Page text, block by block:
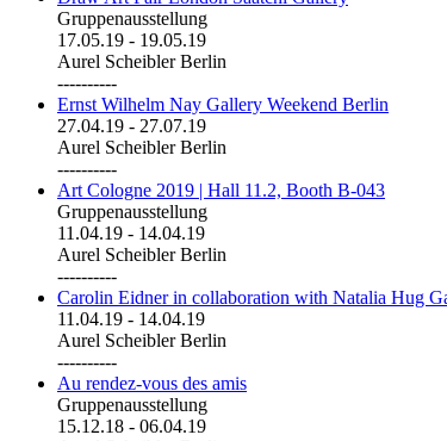
Gruppenausstellung
17.05.19 - 19.05.19
Aurel Scheibler Berlin
----------
Ernst Wilhelm Nay Gallery Weekend Berlin
27.04.19 - 27.07.19
Aurel Scheibler Berlin
----------
Art Cologne 2019 | Hall 11.2, Booth B-043
Gruppenausstellung
11.04.19 - 14.04.19
Aurel Scheibler Berlin
----------
Carolin Eidner in collaboration with Natalia Hug
11.04.19 - 14.04.19
Aurel Scheibler Berlin
----------
Au rendez-vous des amis
Gruppenausstellung
15.12.18 - 06.04.19